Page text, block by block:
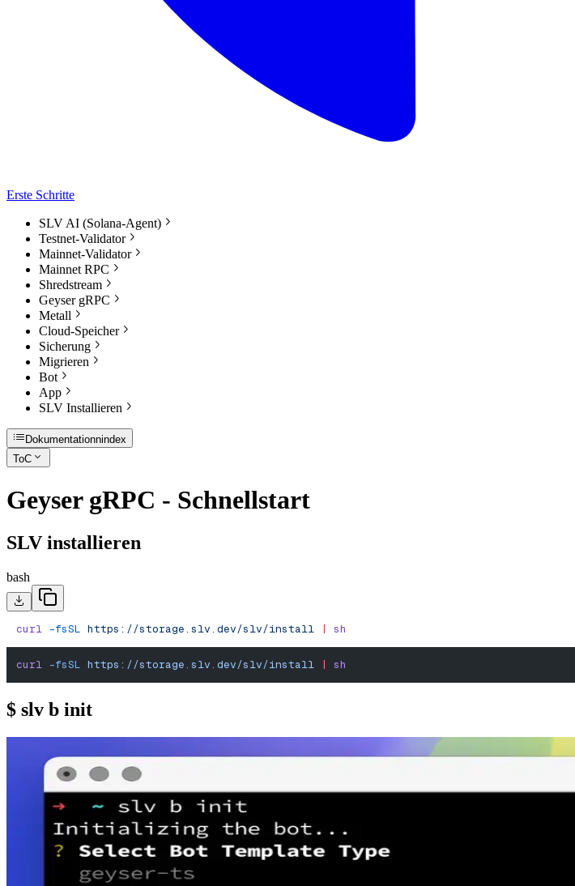
Erste Schritte
SLV AI (Solana-Agent)
Testnet-Validator
Mainnet-Validator
Mainnet RPC
Shredstream
Geyser gRPC
Metall
Cloud-Speicher
Sicherung
Migrieren
Bot
App
SLV Installieren
Dokumentationnindex
ToC
Geyser gRPC - Schnellstart
SLV installieren
bash
curl -fsSL https://storage.slv.dev/slv/install | sh
curl -fsSL https://storage.slv.dev/slv/install | sh
$ slv b init